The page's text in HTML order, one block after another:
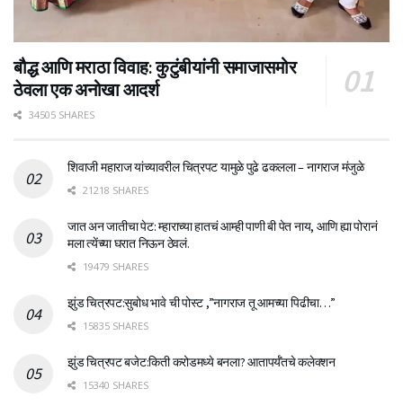
बौद्ध आणि मराठा विवाह: कुटुंबीयांनी समाजासमोर
ठेवला एक अनोखा आदर्श
34505 SHARES
शिवाजी महाराज यांच्यावरील चित्रपट यामुळे पुढे ढकलला – नागराज मंजुळे
21218 SHARES
जात अन जातीचा पेट: म्हाराच्या हातचं आम्ही पाणी बी पेत नाय, आणि ह्या पोरानं
मला त्येंच्या घरात निऊन ठेवलं.
19479 SHARES
झुंड चित्रपट:सुबोध भावे ची पोस्ट ,”नागराज तू आमच्या पिढीचा…”
15835 SHARES
झुंड चित्रपट बजेट:किती करोडमध्ये बनला? आतापर्यँतचे कलेक्शन
15340 SHARES